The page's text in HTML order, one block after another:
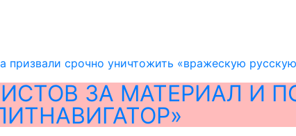
призвали срочно уничтожить «вражескую
ЗА МАТЕРИАЛ И